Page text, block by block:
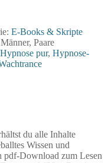
E-Books & Skripte
Paare
Hypnose pur, Hypnose-
du alle Inhalte
Wissen und
pdf-Download zum Lesen